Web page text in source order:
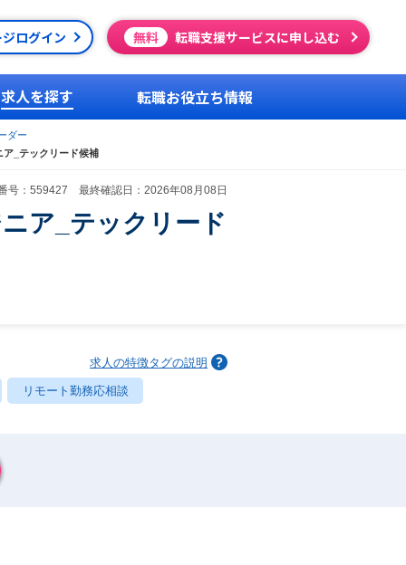
ログイン 無料 転職支援サービスに申し込む
求人を探す 転職お役立ち情報
ダー
ア_テックリード候補
号：559427 最終確認日：2026年08月08日
ア_テックリード
求人の特徴タグの説明
リモート勤務応相談